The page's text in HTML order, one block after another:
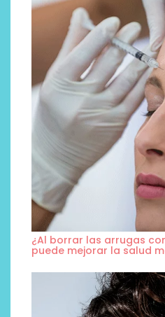
¿Al borrar las arrugas
puede mejorar la salud